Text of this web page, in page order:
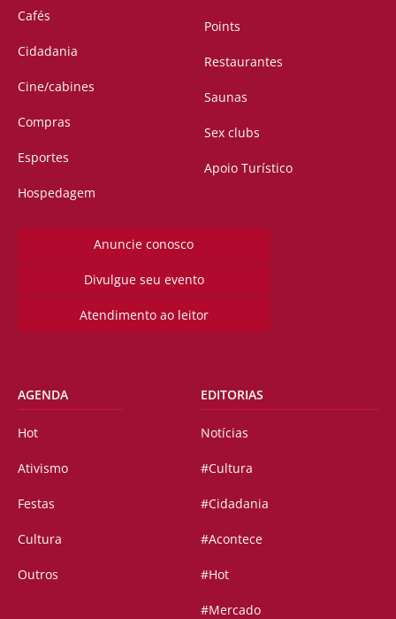
Cafés
Cidadania
Cine/cabines
Compras
Esportes
Hospedagem
Points
Restaurantes
Saunas
Sex clubs
Apoio Turístico
Anuncie conosco
Divulgue seu evento
Atendimento ao leitor
AGENDA
Hot
Ativismo
Festas
Cultura
Outros
EDITORIAS
Notícias
#Cultura
#Cidadania
#Acontece
#Hot
#Mercado